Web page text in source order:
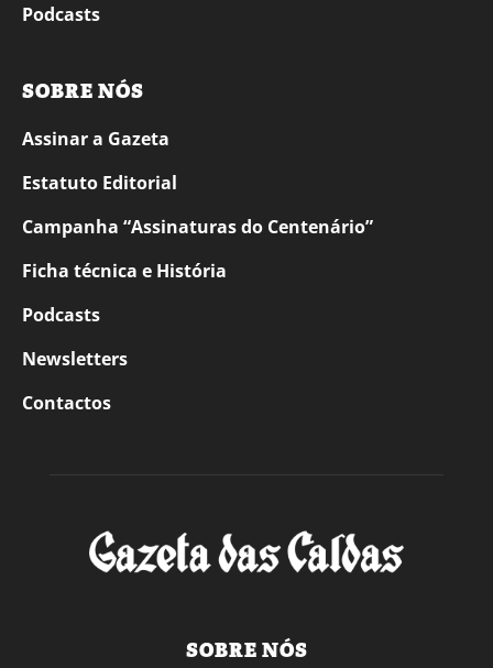
Podcasts
SOBRE NÓS
Assinar a Gazeta
Estatuto Editorial
Campanha “Assinaturas do Centenário”
Ficha técnica e História
Podcasts
Newsletters
Contactos
SOBRE NÓS